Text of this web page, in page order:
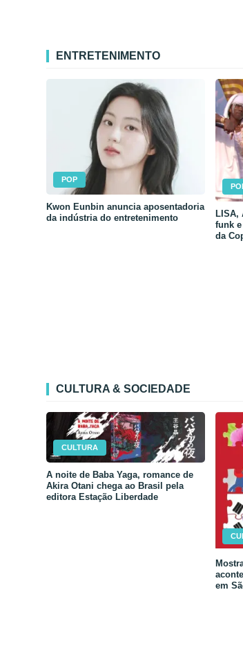
ENTRETENIMENTO
POP
Kwon Eunbin anuncia aposentadoria
da indústria do entretenimento
LISA,
funk
da
CULTURA & SOCIEDADE
CULTURA
A noite de Baba Yaga, romance de
Akira Otani chega ao Brasil pela
editora Estação Liberdade
em